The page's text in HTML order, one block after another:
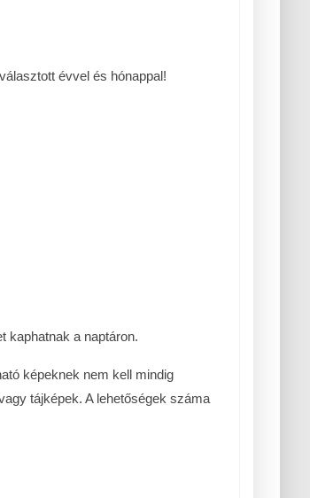
évvel és hónappal!
kaphatnak a naptáron.
képeknek nem kell mindig
tájképek. A lehetőségek száma